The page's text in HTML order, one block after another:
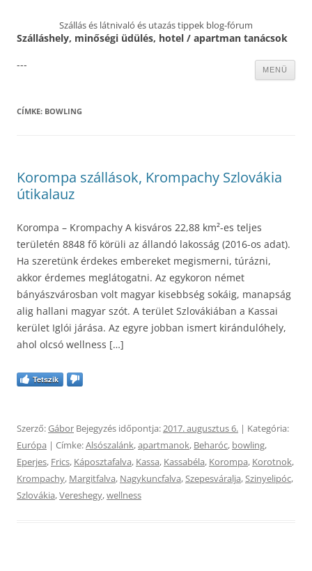
Szállás és látnivaló és utazás tippek blog-fórum
Szálláshely, minőségi üdülés, hotel / apartman tanácsok
MENÜ
---
CÍMKE: BOWLING
Korompa szállások, Krompachy Szlovákia
útikalauz
Korompa – Krompachy A kisváros 22,88 km²-es teljes
területén 8848 fő körüli az állandó lakosság (2016-os adat).
Ha szeretünk érdekes embereket megismerni, túrázni,
akkor érdemes meglátogatni. Az egykoron német
bányászvárosban volt magyar kisebbség sokáig, manapság
alig hallani magyar szót. A terület Szlovákiában a Kassai
kerület Iglói járása. Az egyre jobban ismert kirándulóhely,
ahol olcsó wellness […]
Tetszik
Szerző:Gábor Bejegyzés időpontja:2017. augusztus 6. | Kategória:
Európa | Címke:Alsószalánk,apartmanok, Beharóc, bowling,
Eperjes, Frics, Káposztafalva, Kassa, Kassabéla, Korompa, Korotnok,
Krompachy, Margitfalva, Nagykuncfalva,Szepesváralja,Szinyelipóc,
Szlovákia,Vereshegy,wellness